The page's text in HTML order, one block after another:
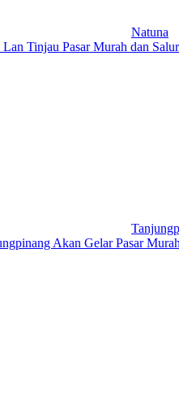
Natuna
Tinjau Pasar Murah dan
Akan Gelar Pasar